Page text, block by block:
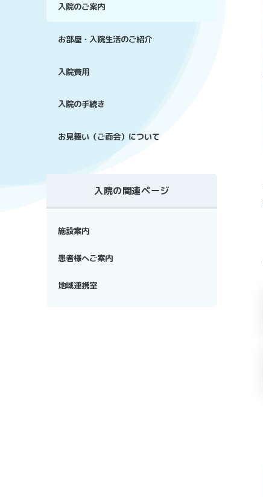
入院のご案内
お部屋・入院生活のご紹介
入院費用
入院の手続き
お見舞い（ご面会）について
入院の関連ページ
施設案内
患者様へご案内
地域連携室